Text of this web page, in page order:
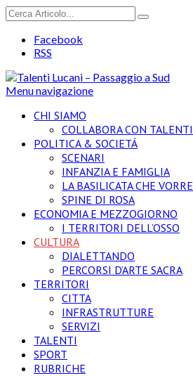
Facebook
RSS
Menu navigazione
CHI SIAMO
COLLABORA CON
POLITICA & SOCIETÁ
SCENARI
INFANZIA E FAMIGLIA
LA BASILICATA CHE
SPINE DI ROSA
ECONOMIA E MEZZOGIORNO
I TERRITORI DELL’OSSO
CULTURA
DIALETTANDO
PERCORSI D’ARTE SACRA
TERRITORI
CITTA
INFRASTRUTTURE
SERVIZI
TALENTI
SPORT
RUBRICHE